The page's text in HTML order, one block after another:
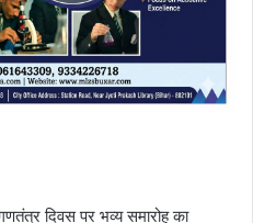
दिवस पर भव्य समारोह का